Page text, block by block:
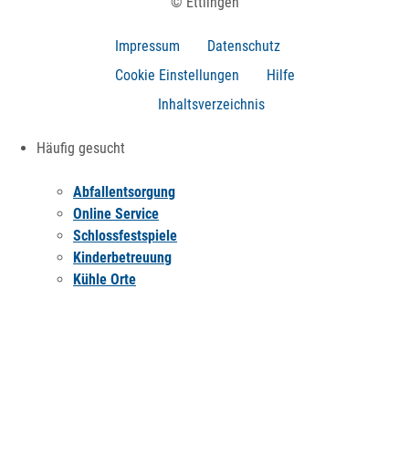
Impressum
Datenschutz
Cookie Einstellungen
Hilfe
Inhaltsverzeichnis
Häufig gesucht
Abfallentsorgung
Online Service
Schlossfestspiele
Kinderbetreuung
Kühle Orte